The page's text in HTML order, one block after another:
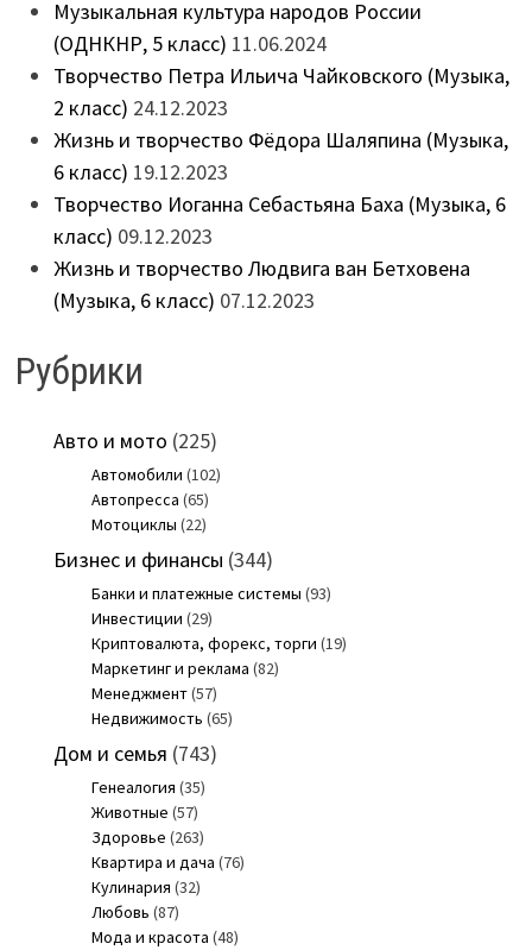
Музыкальная культура народов России
(ОДНКНР, 5 класс) 11.06.2024
Творчество Петра Ильича Чайковского (Музыка,
2 класс) 24.12.2023
Жизнь и творчество Фёдора Шаляпина (Музыка,
6 класс) 19.12.2023
Творчество Иоганна Себастьяна Баха (Музыка, 6
класс) 09.12.2023
Жизнь и творчество Людвига ван Бетховена
(Музыка, 6 класс) 07.12.2023
Рубрики
Авто и мото (225)
Автомобили (102)
Автопресса (65)
Мотоциклы (22)
Бизнес и финансы (344)
Банки и платежные системы (93)
Инвестиции (29)
Криптовалюта, форекс, торги (19)
Маркетинг и реклама (82)
Менеджмент(57)
Недвижимость (65)
Дом и семья (743)
Генеалогия (35)
Животные (57)
Здоровье (263)
Квартира и дача (76)
Кулинария (32)
Любовь (87)
Мода и красота (48)